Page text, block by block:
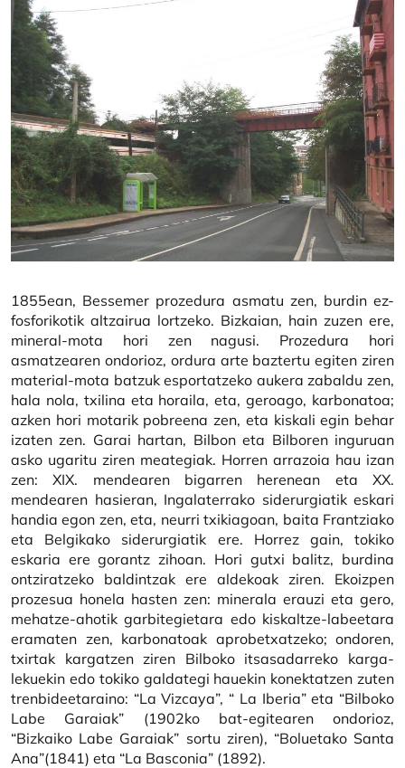
1855ean, Bessemer prozedura asmatu zen, burdin ez-
fosforikotik altzairua lortzeko. Bizkaian, hain zuzen ere,
mineral-mota hori zen nagusi. Prozedura hori
asmatzearen ondorioz, ordura arte baztertu egiten ziren
material-mota batzuk esportatzeko aukera zabaldu zen,
hala nola, txilina eta horaila, eta, geroago, karbonatoa;
azken hori motarik pobreena zen, eta kiskali egin behar
izaten zen. Garai hartan, Bilbon eta Bilboren inguruan
asko ugaritu ziren meategiak. Horren arrazoia hau izan
zen: XIX. mendearen bigarren herenean eta XX.
mendearen hasieran, Ingalaterrako siderurgiatik eskari
handia egon zen, eta, neurri txikiagoan, baita Frantziako
eta Belgikako siderurgiatik ere. Horrez gain, tokiko
eskaria ere gorantz zihoan. Hori gutxi balitz, burdina
ontziratzeko baldintzak ere aldekoak ziren. Ekoizpen
prozesua honela hasten zen: minerala erauzi eta gero,
mehatze-ahotik garbitegietara edo kiskaltze-labeetara
eramaten zen, karbonatoak aprobetxatzeko; ondoren,
txirtak kargatzen ziren Bilboko itsasadarreko karga-
lekuekin edo tokiko galdategi hauekin konektatzen zuten
trenbideetaraino: “La Vizcaya”, “ La Iberia” eta “Bilboko
Labe Garaiak” (1902ko bat-egitearen ondorioz,
“Bizkaiko Labe Garaiak” sortu ziren), “Boluetako Santa
Ana”(1841) eta “La Basconia” (1892).